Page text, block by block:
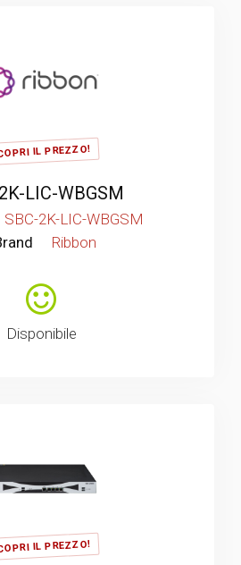
IL PREZZO!
LIC-WBGSM
SBC-2K-LIC-WBGSM
Ribbon
Disponibile
IL PREZZO!